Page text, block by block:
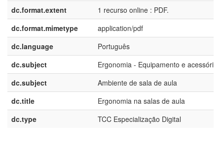
dc.format.extent
1 recurso online : PDF.
dc.format.mimetype
application/pdf
dc.language
Português
dc.subject
Ergonomia - Equipamento e acessórios
dc.subject
Ambiente de sala de aula
dc.title
Ergonomia na salas de aula
dc.type
TCC Especialização Digital